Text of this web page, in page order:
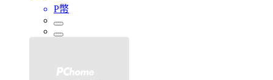
P幣